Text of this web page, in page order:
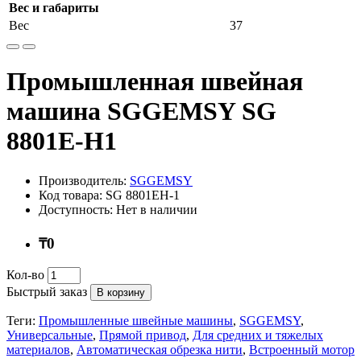
Вес и габариты
Вес
37
Промышленная швейная
машина SGGEMSY SG
8801E-H1
Производитель: SGGEMSY
Код товара: SG 8801EH-1
Доступность: Нет в наличии
₸0
Кол-во
Быстрый заказ
В корзину
Теги: Промышленные швейные машины, SGGEMSY,
Универсальные, Прямой привод, Для средних и тяжелых
материалов, Автоматическая обрезка нити, Встроенный мотор